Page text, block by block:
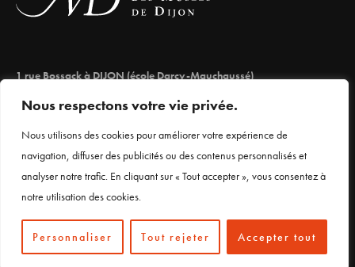
Nous respectons votre vie privée.
Nous utilisons des cookies pour améliorer votre expérience de
navigation, diffuser des publicités ou des contenus personnalisés et
analyser notre trafic. En cliquant sur « Tout accepter », vous consentez à
notre utilisation des cookies.
Personnaliser Tout rejeter Accepter tout
1 rue Bossack à DIJON (école Darcy-Mauchaussé)
03 80 66 71 98
Mentions légales